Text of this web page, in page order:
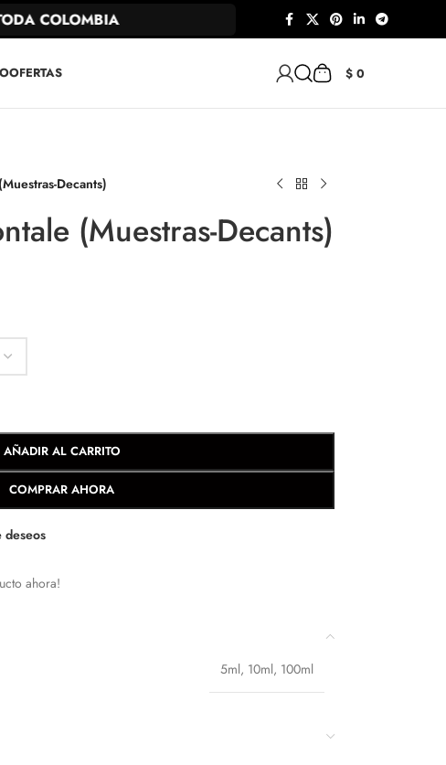
COLOMBIA
OFERTAS $0
Decants)
(Muestras-Decants)
AÑADIR AL CARRITO
COMPRAR AHORA
deseos
ahora!
5ml, 10ml, 100ml